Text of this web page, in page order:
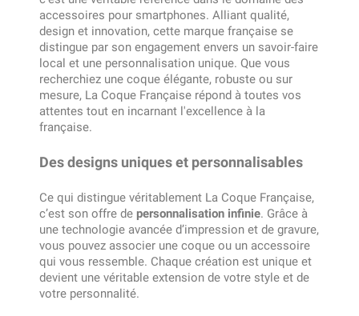
accessoires pour smartphones. Alliant qualité,
design et innovation, cette marque française se
distingue par son engagement envers un savoir-faire
local et une personnalisation unique. Que vous
recherchiez une coque élégante, robuste ou sur
mesure, La Coque Française répond à toutes vos
attentes tout en incarnant l'excellence à la
française.
Des designs uniques et personnalisables
Ce qui distingue véritablement La Coque Française,
c’est son offre depersonnalisation infinie. Grâce à
une technologie avancée d’impression et de gravure,
vous pouvez associer une coque ou un accessoire
qui vous ressemble. Chaque création est unique et
devient une véritable extension de votre style et de
votre personnalité.